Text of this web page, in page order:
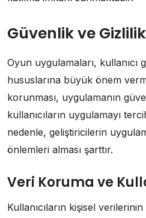
Güvenlik ve Gizlilik
Oyun uygulamaları, kullanıcı
hususlarına büyük önem
korunması, uygulamanın
kullanıcıların uygulamayı
nedenle, geliştiricilerin
önlemleri alması şarttır.
Veri Koruma ve
Kullanıcıların kişisel